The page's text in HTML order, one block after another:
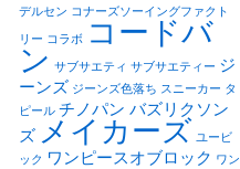
デルセン コナーズソーイングファクト
リー コラボ コードバ
ン サブサエティ サブサエティー ジ
ーンズ ジーンズ色落ち スニーカー タ
ピール チノパン バズリクソン
ズ メイカーズ ユービ
ック ワンピースオブロック ワン